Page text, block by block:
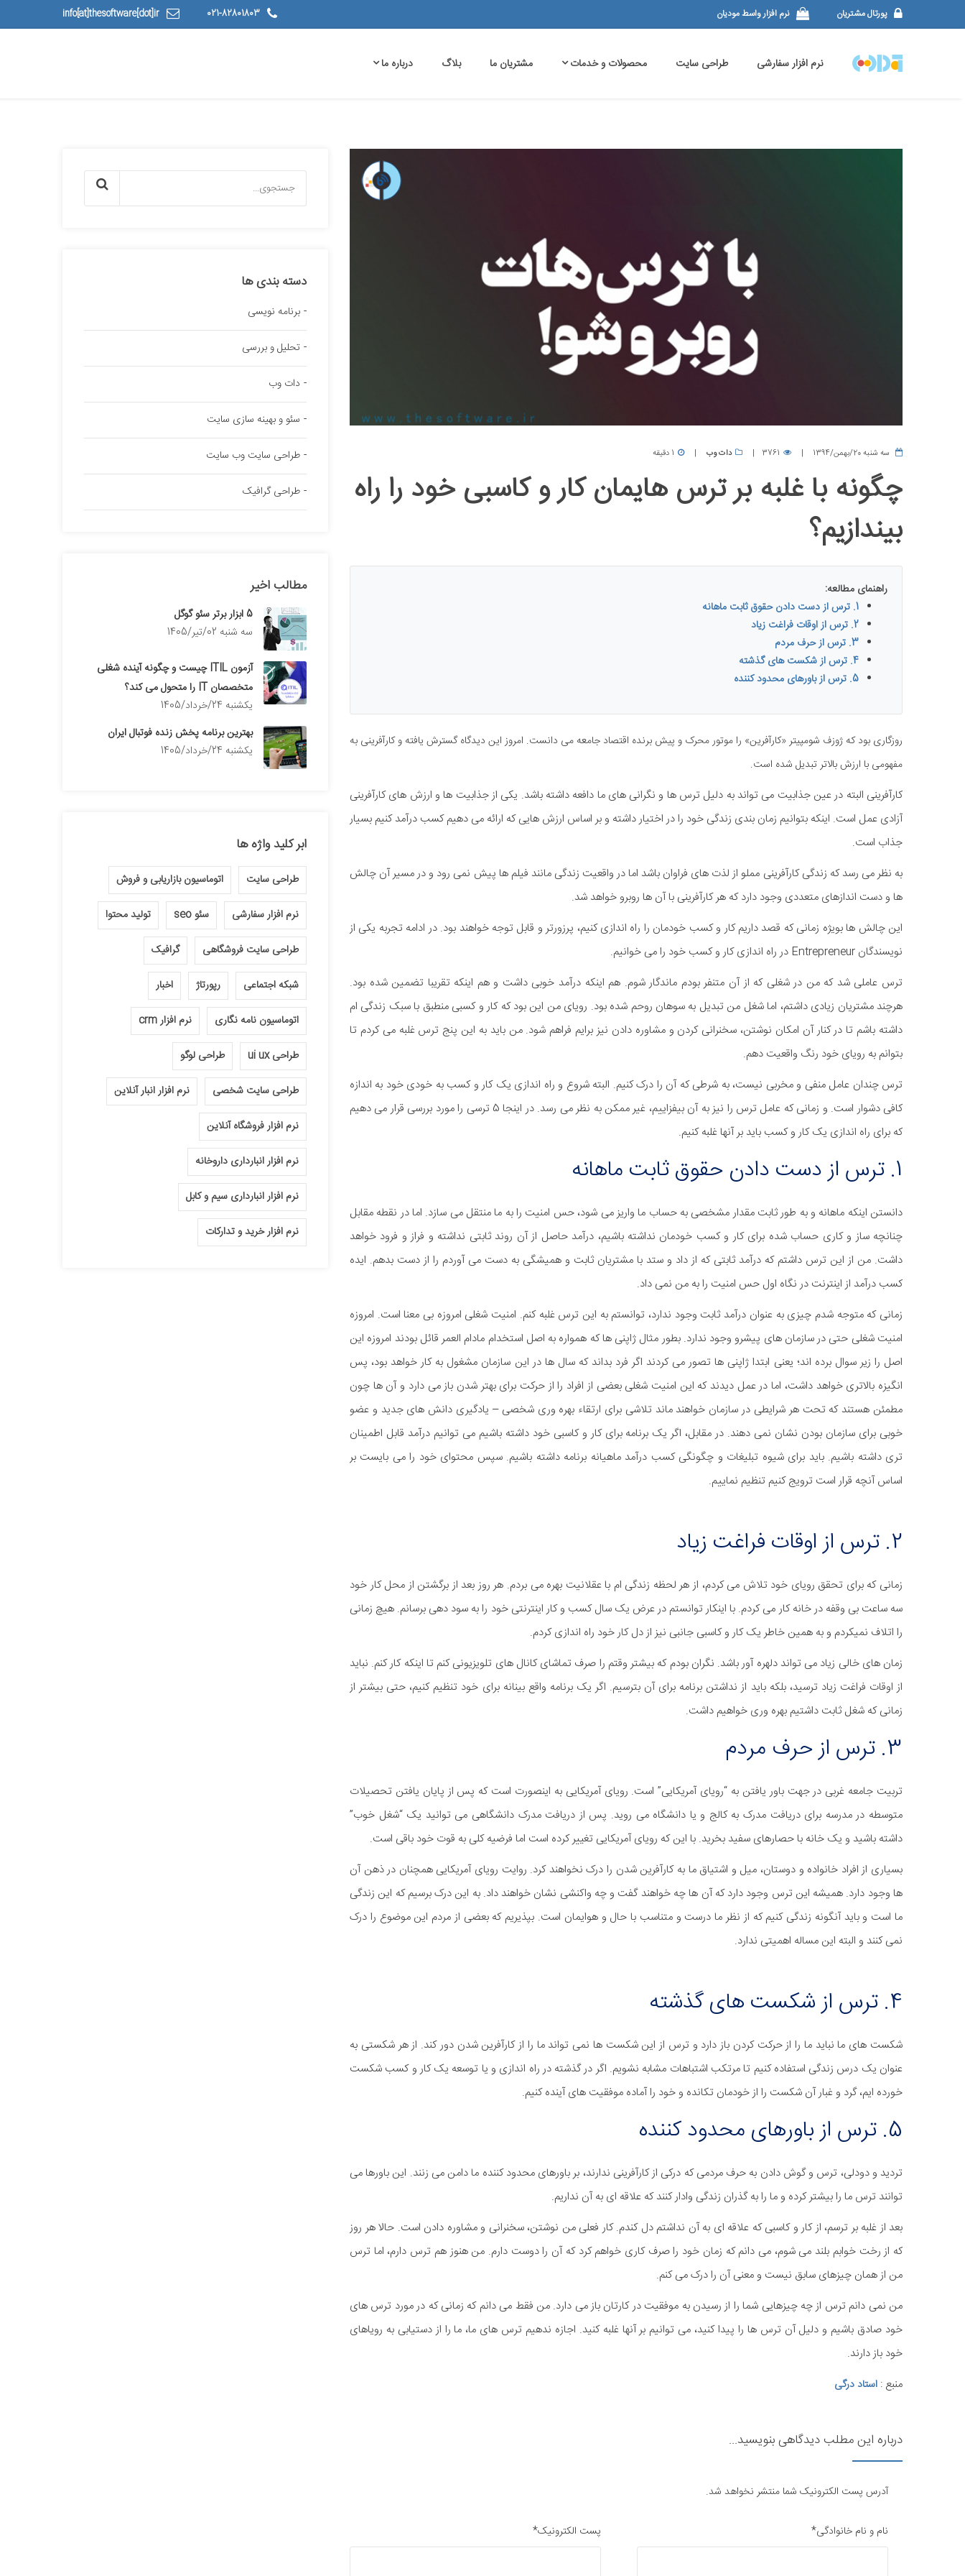
پورتال مشتریان نرم افزار واسط مودیان 021-82801803
info[at]thesoftware[dot]ir
نرم افزار سفارشی طراحی سایت محصولات و خدمات مشتریان ما بلاگ درباره ما
سه شنبه 20/بهمن/1394 3761 دات وب 1 دقیقه
چگونه با غلبه بر ترس هایمان کار و کاسبی خود را راه
بیندازیم؟
راهنمای مطالعه:
1. ترس از دست دادن حقوق ثابت ماهانه
2. ترس از اوقات فراغت زیاد
3. ترس از حرف مردم
4. ترس از شکست های گذشته
5. ترس از باورهای محدود کننده
روزگاری بود که ژوزف شومپیتر «کارآفرین» را موتور محرک و پیش برنده اقتصاد جامعه می دانست. امروز این دیدگاه گسترش یافته و کارآفرینی به
مفهومی با ارزش بالاتر تبدیل شده است.
کارآفرینی البته در عین جذابیت می تواند به دلیل ترس ها و نگرانی های ما دافعه داشته باشد. یکی از جذابیت ها و ارزش های کارآفرینی
آزادی عمل است. اینکه بتوانیم زمان بندی زندگی خود را در اختیار داشته و بر اساس ارزش هایی که ارائه می دهیم کسب درآمد کنیم بسیار
جذاب است.
به نظر می رسد که زندگی کارآفرینی مملو از لذت های فراوان باشد اما در واقعیت زندگی مانند فیلم ها پیش نمی رود و در مسیر آن چالش
ها و دست اندازهای متعددی وجود دارد که هر کارآفرینی با آن ها روبرو خواهد شد.
این چالش ها بویژه زمانی که قصد داریم کار و کسب خودمان را راه اندازی کنیم، پرزورتر و قابل توجه خواهند بود. در ادامه تجربه یکی از
نویسندگان Entrepreneur در راه اندازی کار و کسب خود را می خوانیم.
ترس عاملی شد که من در شغلی که از آن متنفر بودم ماندگار شوم. هم اینکه درآمد خوبی داشت و هم اینکه تقریبا تضمین شده بود.
هرچند مشتریان زیادی داشتم، اما شغل من تبدیل به سوهان روحم شده بود. رویای من این بود که کار و کسبی منطبق با سبک زندگی ام
داشته باشم تا در کنار آن امکان نوشتن، سخنرانی کردن و مشاوره دادن نیز برایم فراهم شود. من باید به این پنج ترس غلبه می کردم تا
بتوانم به رویای خود رنگ واقعیت دهم.
ترس چندان عامل منفی و مخربی نیست، به شرطی که آن را درک کنیم. البته شروع و راه اندازی یک کار و کسب به خودی خود به اندازه
کافی دشوار است. و زمانی که عامل ترس را نیز به آن بیفزاییم، غیر ممکن به نظر می رسد. در اینجا 5 ترسی را مورد بررسی قرار می دهیم
که برای راه اندازی یک کار و کسب باید بر آنها غلبه کنیم.
1. ترس از دست دادن حقوق ثابت ماهانه
دانستن اینکه ماهانه و به طور ثابت مقدار مشخصی به حساب ما واریز می شود، حس امنیت را به ما منتقل می سازد. اما در نقطه مقابل
چنانچه ساز و کاری حساب شده برای کار و کسب خودمان نداشته باشیم، درآمد حاصل از آن روند ثابتی نداشته و فراز و فرود خواهد
داشت. من از این ترس داشتم که درآمد ثابتی که از داد و ستد با مشتریان ثابت و همیشگی به دست می آوردم را از دست بدهم. ایده
کسب درآمد از اینترنت در نگاه اول حس امنیت را به من نمی داد.
زمانی که متوجه شدم چیزی به عنوان درآمد ثابت وجود ندارد، توانستم به این ترس غلبه کنم. امنیت شغلی امروزه بی معنا است. امروزه
امنیت شغلی حتی در سازمان های پیشرو وجود ندارد. بطور مثال ژاپنی ها که همواره به اصل استخدام مادام العمر قائل بودند امروزه این
اصل را زیر سوال برده اند؛ یعنی ابتدا ژاپنی ها تصور می کردند اگر فرد بداند که سال ها در این سازمان مشغول به کار خواهد بود، پس
انگیزه بالاتری خواهد داشت، اما در عمل دیدند که این امنیت شغلی بعضی از افراد را از حرکت برای بهتر شدن باز می دارد و آن ها چون
مطمئن هستند که تحت هر شرایطی در سازمان خواهند ماند تلاشی برای ارتقاء بهره وری شخصی – یادگیری دانش های جدید و عضو
خوبی برای سازمان بودن نشان نمی دهند. در مقابل، اگر یک برنامه برای کار و کاسبی خود داشته باشیم می توانیم درآمد قابل اطمینان
تری داشته باشیم. باید برای شیوه تبلیغات و چگونگی کسب درآمد ماهیانه برنامه داشته باشیم. سپس محتوای خود را می بایست بر
اساس آنچه قرار است ترویج کنیم تنظیم نماییم.
2. ترس از اوقات فراغت زیاد
زمانی که برای تحقق رویای خود تلاش می کردم، از هر لحظه زندگی ام با عقلانیت بهره می بردم. هر روز بعد از برگشتن از محل کار خود
سه ساعت بی وقفه در خانه کار می کردم. با اینکار توانستم در عرض یک سال کسب و کار اینترنتی خود را به سود دهی برسانم. هیچ زمانی
را اتلاف نمیکردم و به همین خاطر یک کار و کاسبی جانبی نیز از دل کار خود راه اندازی کردم.
زمان های خالی زیاد می تواند دلهره آور باشد. نگران بودم که بیشتر وقتم را صرف تماشای کانال های تلویزیونی کنم تا اینکه کار کنم. نباید
از اوقات فراغت زیاد ترسید، بلکه باید از نداشتن برنامه برای آن بترسیم. اگر یک برنامه واقع بینانه برای خود تنظیم کنیم، حتی بیشتر از
زمانی که شغل ثابت داشتیم بهره وری خواهیم داشت.
3. ترس از حرف مردم
تربیت جامعه غربی در جهت باور یافتن به “رویای آمریکایی” است. رویای آمریکایی به اینصورت است که پس از پایان یافتن تحصیلات
متوسطه در مدرسه برای دریافت مدرک به کالج و یا دانشگاه می روید. پس از دریافت مدرک دانشگاهی می توانید یک “شغل خوب”
داشته باشید و یک خانه با حصارهای سفید بخرید. با این که رویای آمریکایی تغییر کرده است اما فرضیه کلی به قوت خود باقی است.
بسیاری از افراد خانواده و دوستان، میل و اشتیاق ما به کارآفرین شدن را درک نخواهند کرد. روایت رویای آمریکایی همچنان در ذهن آن
ها وجود دارد. همیشه این ترس وجود دارد که آن ها چه خواهند گفت و چه واکنشی نشان خواهند داد. به این درک برسیم که این زندگی
ما است و باید آنگونه زندگی کنیم که از نظر ما درست و متناسب با حال و هوایمان است. بپذیریم که بعضی از مردم این موضوع را درک
نمی کنند و البته این مساله اهمیتی ندارد.
4. ترس از شکست های گذشته
شکست های ما نباید ما را از حرکت کردن باز دارد و ترس از این شکست ها نمی تواند ما را از کارآفرین شدن دور کند. از هر شکستی به
عنوان یک درس زندگی استفاده کنیم تا مرتکب اشتباهات مشابه نشویم. اگر در گذشته در راه اندازی و یا توسعه یک کار و کسب شکست
خورده ایم، گرد و غبار آن شکست را از خودمان تکانده و خود را آماده موفقیت های آینده کنیم.
5. ترس از باورهای محدود کننده
تردید و دودلی، ترس و گوش دادن به حرف مردمی که درکی از کارآفرینی ندارند، بر باورهای محدود کننده ما دامن می زنند. این باورها می
توانند ترس ما را بیشتر کرده و ما را به گذران زندگی وادار کنند که علاقه ای به آن نداریم.
بعد از غلبه بر ترسم، از کار و کاسبی که علاقه ای به آن نداشتم دل کندم. کار فعلی من نوشتن، سخنرانی و مشاوره دادن است. حالا هر روز
که از رخت خوابم بلند می شوم، می دانم که زمان خود را صرف کاری خواهم کرد که آن را دوست دارم. من هنوز هم ترس دارم، اما ترس
من از همان چیزهای سابق نیست و معنی آن را درک می کنم.
من نمی دانم ترس از چه چیزهایی شما را از رسیدن به موفقیت در کارتان باز می دارد. من فقط می دانم که زمانی که در مورد ترس های
خود صادق باشیم و دلیل آن ترس ها را پیدا کنید، می توانیم بر آنها غلبه کنید. اجازه ندهیم ترس های ما، ما را از دستیابی به رویاهای
خود باز دارند.
منبع : استاد درگی
درباره این مطلب دیدگاهی بنویسید...
آدرس پست الکترونیک شما منتشر نخواهد شد.
نام و نام خانوادگی* پست الکترونیک*
دسته بندی ها
برنامه نویسی
تحلیل و بررسی
دات وب
سئو و بهینه سازی سایت
طراحی سایت وب سایت
طراحی گرافیک
مطالب اخیر
5 ابزار برتر سئو گوگل
سه شنبه 02/تیر/1405
آزمون ITIL چیست و چگونه آینده شغلی
متخصصان IT را متحول می کند؟
يكشنبه 24/خرداد/1405
بهترین برنامه پخش زنده فوتبال ایران
يكشنبه 24/خرداد/1405
ابر کلید واژه ها
طراحی سایت اتوماسیون بازاریابی و فروش
نرم افزار سفارشی سئو seo تولید محتوا
طراحی سایت فروشگاهی گرافیک
شبکه اجتماعی رپورتاژ اخبار
اتوماسیون نامه نگاری نرم افزار crm
طراحی ui ux طراحی لوگو
طراحی سایت شخصی نرم افزار انبار آنلاین
نرم افزار فروشگاه آنلاین
نرم افزار انبارداری داروخانه
نرم افزار انبارداری سیم و کابل
نرم افزار خرید و تدارکات